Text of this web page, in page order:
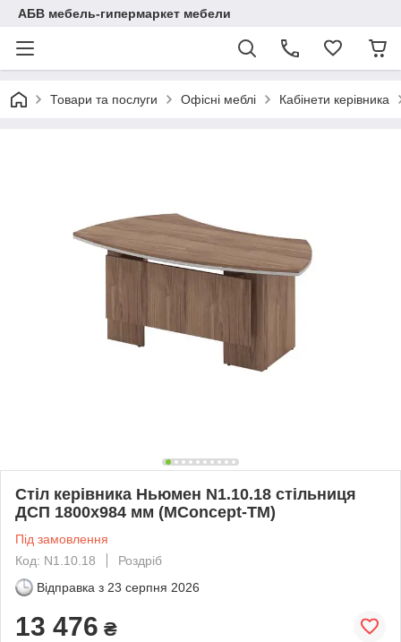
АБВ мебель-гипермаркет мебели
Товари та послуги Офісні меблі Кабінети керівника
Стіл керівника Ньюмен N1.10.18 стільниця
ДСП 1800х984 мм (MConcept-ТМ)
Під замовлення
Код: N1.10.18
Роздріб
Відправка з 23 серпня 2026
13 476 ₴